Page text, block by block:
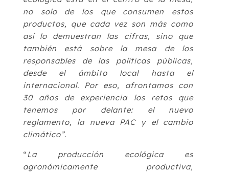
no solo de los que consumen estos
productos, que cada vez son más como
así lo demuestran las cifras, sino que
también está sobre la mesa de los
responsables de las políticas públicas,
desde el ámbito local hasta el
internacional. Por eso, afrontamos con
30 años de experiencia los retos que
tenemos por delante: el nuevo
reglamento, la nueva PAC y el cambio
climático”.
“ La producción ecológica es
agronómicamente productiva,